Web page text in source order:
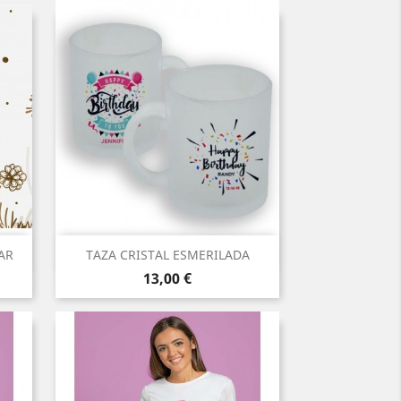
TAZA CRISTAL ESMERILADA
Precio
13,00 €
Vista rápida